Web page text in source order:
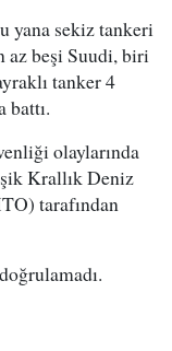
yana sekiz tankeri
az beşi Suudi, biri
tanker 4
battı.
olaylarında
Krallık Deniz
tarafından